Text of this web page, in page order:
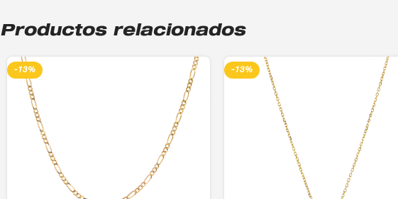
Productos relacionados
-13% -13%